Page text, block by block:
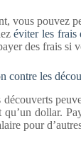
vous pouvez
éviter les frais
des frais si
contre les
dollar.
pour